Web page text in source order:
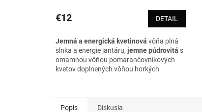
€12 DETAIL
Jemná a energická kvetinová vôňa plná
slnka a energie jantáru, jemne púdrovitá s
omamnou vôňou pomarančovníkových
kvetov doplnených vôňou horkých
Angelica (nazývanej tiež ženský ženšen)
Popis Diskusia